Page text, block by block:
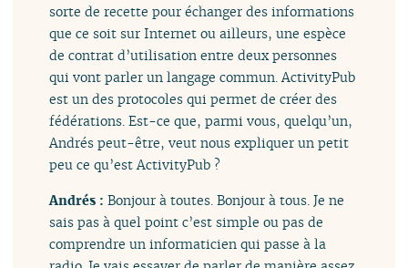
sorte de recette pour échanger des informations
que ce soit sur Internet ou ailleurs, une espèce
de contrat d’utilisation entre deux personnes
qui vont parler un langage commun. ActivityPub
est un des protocoles qui permet de créer des
fédérations. Est-ce que, parmi vous, quelqu’un,
Andrés peut-être, veut nous expliquer un petit
peu ce qu’est ActivityPub ?
Andrés :Bonjour à toutes. Bonjour à tous. Je ne
sais pas à quel point c’est simple ou pas de
comprendre un informaticien qui passe à la